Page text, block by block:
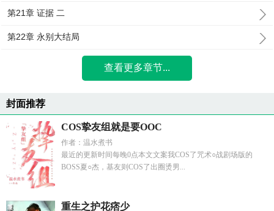
第21章 证据 二
第22章 永别大结局
查看更多章节...
封面推荐
COS挚友组就是要OOC
作者：温水煮书
最近的更新时间每晚0点本文文案我COS了咒术○战剧场版的
BOSS夏○杰，基友则COS了出圈烫男...
重生之护花痞少